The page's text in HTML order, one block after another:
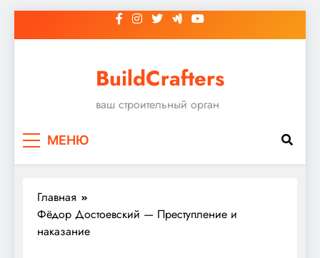
к
BuildCrafters
ваш строительный орган
МЕНЮ
Главная
Фёдор Достоевский — Преступление и
наказание